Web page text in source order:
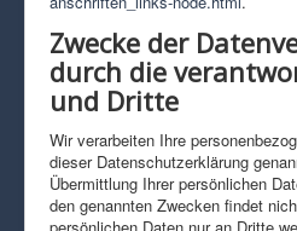
Zwecke der
durch die
und Dritte
Wir verarbeiten Ihre
dieser Datenschutzerklärung
Übermittlung Ihrer persönlichen
den genannten Zwecken findet
persönlichen Daten nur an Dritte